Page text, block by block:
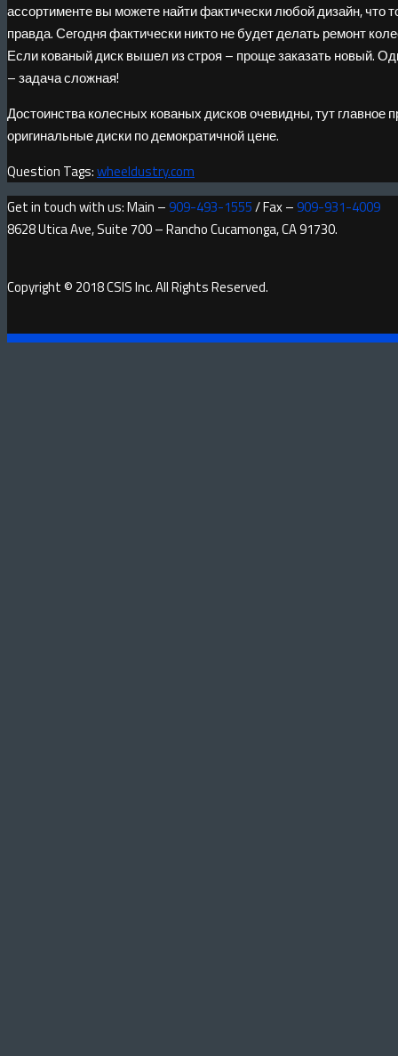
ассортименте вы можете найти фактически любой дизайн, что
правда. Сегодня фактически никто не будет делать ремонт
Если кованый диск вышел из строя – проще заказать новый.
– задача сложная!
Достоинства колесных кованых дисков очевидны, тут главное
оригинальные диски по демократичной цене.
Question Tags:wheeldustry.com
Get in touch with us: Main –909-493-1555/ Fax –909-931-4009
8628 Utica Ave, Suite 700 – Rancho Cucamonga, CA 91730.
Copyright © 2018 CSIS Inc. All Rights Reserved.